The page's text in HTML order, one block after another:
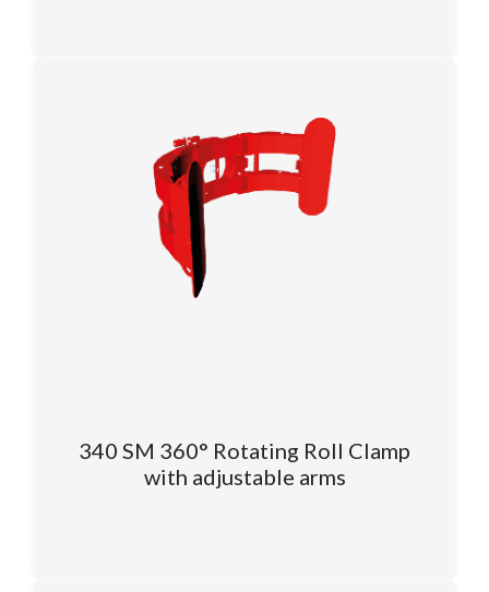
340 SM 360° Rotating Roll Clamp
with adjustable arms